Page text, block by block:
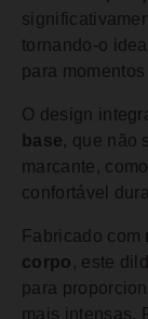
tornando-o
para
O design
base, que não
marcante,
confortável
Fabricado com
corpo , este
para
mais intensas.